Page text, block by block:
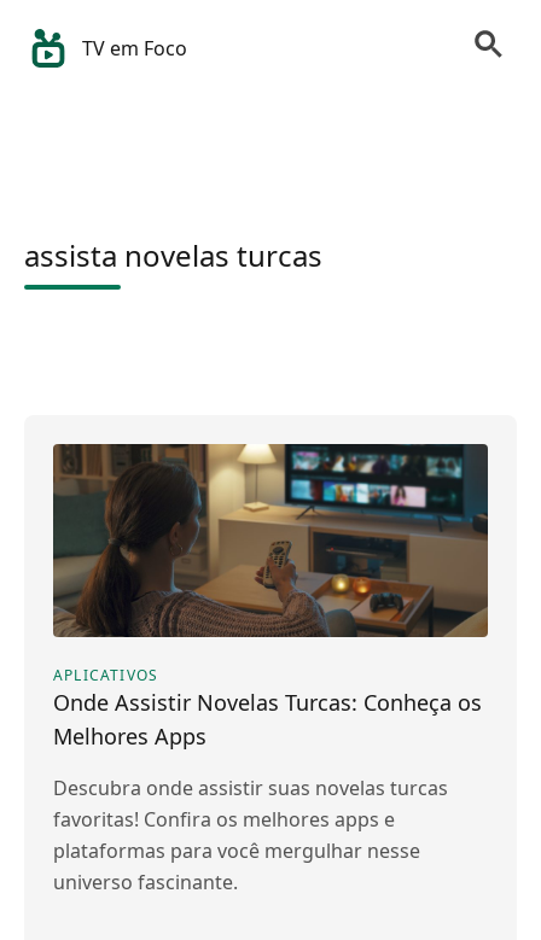
TV em Foco
assista novelas turcas
APLICATIVOS
Onde Assistir Novelas Turcas: Conheça os
Melhores Apps
Descubra onde assistir suas novelas turcas
favoritas! Confira os melhores apps e
plataformas para você mergulhar nesse
universo fascinante.